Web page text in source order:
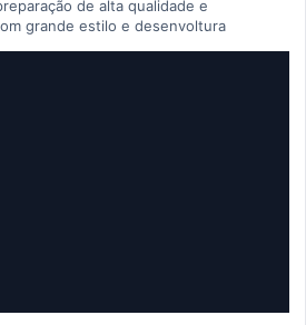
de alta qualidade e
grande estilo e desenvoltura